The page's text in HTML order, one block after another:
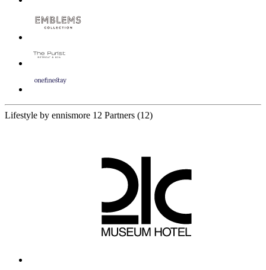
Lifestyle by ennismore 12 Partners (12)